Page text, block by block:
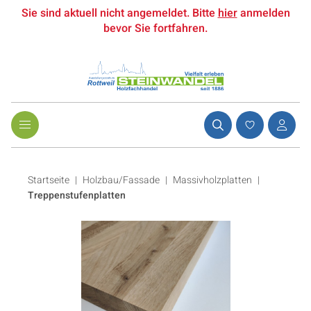
Sie sind aktuell nicht angemeldet. Bittehieranmelden
bevor Sie fortfahren.
Startseite Holzbau/Fassade | Massivholzplatten |
Treppenstufenplatten